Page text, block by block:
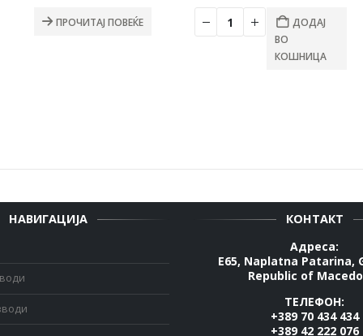
ден.ПРОЧИТАЈ ПОВЕЌЕ was:
315.00 ден.
ДОДАЈ
ВО
КОШНИЦА
НАВИГАЦИЈА
КОНТАКТ
Адреса:
E65, Naplatna Patarina,
Republic of
ТЕЛЕФОН:
+389 70 434 434
+389 42 222 076